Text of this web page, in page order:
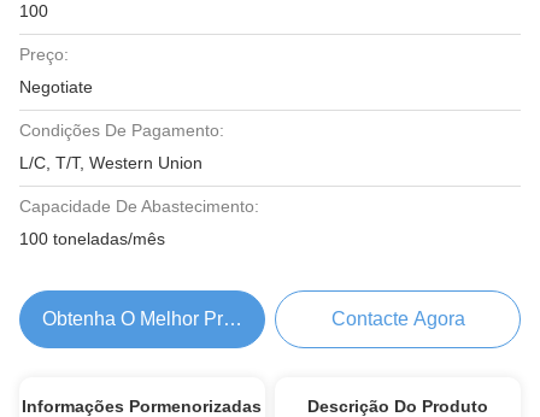
100
Preço:
Negotiate
Condições De Pagamento:
L/C, T/T, Western Union
Capacidade De Abastecimento:
100 toneladas/mês
Obtenha O Melhor Preço Contacte Agora
Informações Pormenorizadas Descrição Do Produto